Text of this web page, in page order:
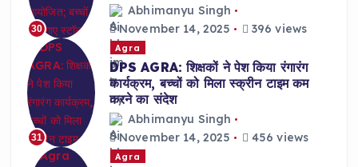
30
Abhimanyu Singh
November 14, 2025
396 views
31
Agra
DPS AGRA: शिक्षकों ने पेश किया रंगारंग
कार्यक्रम, बच्चों को मिला स्क्रीन टाइम कम
करने का संदेश
Abhimanyu Singh
November 14, 2025
456 views
Agra